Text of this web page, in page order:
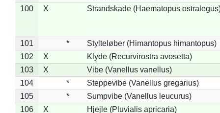
100
X Strandskade (Haematopus
101 *
Stylteløber (Himantopus himantopus)
102
X
Klyde (Recurvirostra avosetta)
103
X
Vibe (Vanellus vanellus)
104
*
Steppevibe (Vanellus gregarius)
105
*
Sumpvibe (Vanellus leucurus)
106
X Hjejle (Pluvialis apricaria)